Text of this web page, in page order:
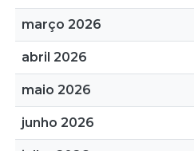
março 2026
abril 2026
maio 2026
junho 2026